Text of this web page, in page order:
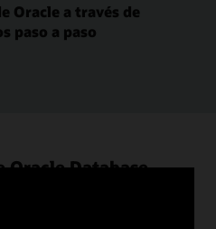
Oracle a través de
paso a paso
Oracle Database